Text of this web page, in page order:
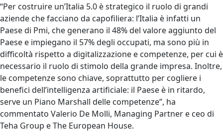
“Per costruire un’Italia 5.0 è strategico il ruolo di grandi
aziende che facciano da capofiliera: l’Italia è infatti un
Paese di Pmi, che generano il 48% del valore aggiunto del
Paese e impiegano il 57% degli occupati, ma sono più in
difficoltà rispetto a digitalizzazione e competenze, per cui è
necessario il ruolo di stimolo della grande impresa. Inoltre,
le competenze sono chiave, soprattutto per cogliere i
benefici dell’intelligenza artificiale: il Paese è in ritardo,
serve un Piano Marshall delle competenze”, ha
commentato Valerio De Molli, Managing Partner e ceo di
Teha Group e The European House.